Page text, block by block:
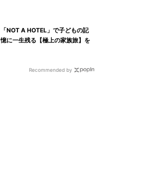
「NOT A HOTEL」で子どもの記
憶に一生残る【極上の家族旅】を
Recommended by